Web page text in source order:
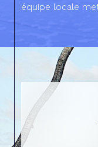
équipe locale
et sa proximité
Grâce à notre
aidons à
sécuriser,
patrimoine. Avec
service simple,
répondre aux